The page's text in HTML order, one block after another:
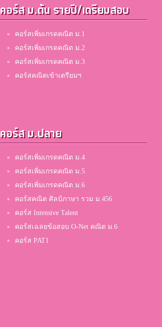
คอร์ส ม.ต้น รายปี/เตรียมสอบ
คอร์สเพิ่มเกรดคณิต ม.1
คอร์สเพิ่มเกรดคณิต ม.2
คอร์สเพิ่มเกรดคณิต ม.3
คอร์สคณิตเข้าเตรียมฯ
คอร์ส ม.ปลาย
คอร์สเพิ่มเกรดคณิต ม.4
คอร์สเพิ่มเกรดคณิต ม.5
คอร์สเพิ่มเกรดคณิต ม.6
คอร์สคณิต ศิลป์ภาษา รวม ม.456
คอร์ส Intensive Talent
คอร์สเฉลยข้อสอบ O-Net คณิต ม.6
คอร์ส PAT1